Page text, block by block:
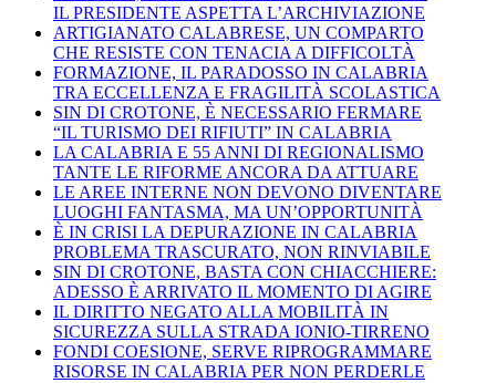
IL PRESIDENTE ASPETTA L’ARCHIVIAZIONE
ARTIGIANATO CALABRESE, UN COMPARTO
CHE RESISTE CON TENACIA A DIFFICOLTÀ
FORMAZIONE, IL PARADOSSO IN CALABRIA
TRA ECCELLENZA E FRAGILITÀ SCOLASTICA
SIN DI CROTONE, È NECESSARIO FERMARE
“IL TURISMO DEI RIFIUTI” IN CALABRIA
LA CALABRIA E 55 ANNI DI REGIONALISMO
TANTE LE RIFORME ANCORA DA ATTUARE
LE AREE INTERNE NON DEVONO DIVENTARE
LUOGHI FANTASMA, MA UN’OPPORTUNITÀ
È IN CRISI LA DEPURAZIONE IN CALABRIA
PROBLEMA TRASCURATO, NON RINVIABILE
SIN DI CROTONE, BASTA CON CHIACCHIERE:
ADESSO È ARRIVATO IL MOMENTO DI AGIRE
IL DIRITTO NEGATO ALLA MOBILITÀ IN
SICUREZZA SULLA STRADA IONIO-TIRRENO
FONDI COESIONE, SERVE RIPROGRAMMARE
RISORSE IN CALABRIA PER NON PERDERLE